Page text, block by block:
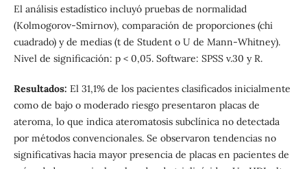
El análisis estadístico incluyó pruebas de normalidad
(Kolmogorov-Smirnov), comparación de proporciones (chi
cuadrado) y de medias (t de Student o U de Mann-Whitney).
Nivel de significación: p < 0,05. Software: SPSS v.30 y R.
Resultados: El 31,1% de los pacientes clasificados inicialmente
como de bajo o moderado riesgo presentaron placas de
ateroma, lo que indica ateromatosis subclínica no detectada
por métodos convencionales. Se observaron tendencias no
significativas hacia mayor presencia de placas en pacientes de